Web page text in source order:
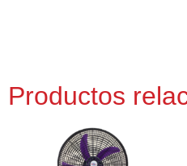
Productos